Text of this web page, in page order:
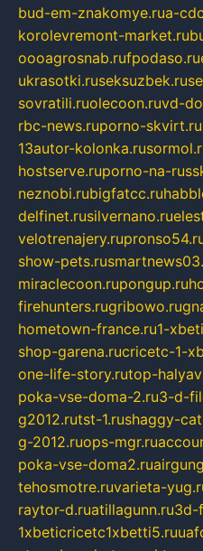
bud-em-znakomye.rua-
korolevremont-market.ru
oooagrosnab.rufpodaso.ru
ukrasotki.ruseksuzbek.ru
sovratili.ruolecoon.ruvd-
rbc-news.ruporno-skvirt.ru
13autor-kolonka.ru
hostserve.ruporno-na-
neznobi.rubigfatcc.ru
delfinet.rusilvernano.ru
velotrenajery.ru
show-pets.ru
miraclecoon.rupongup.ru
firehunters.rugribowo.ru
hometown-france.ru1-
shop-garena.rucricetc-1-
one-life-story.rutop-
poka-vse-doma-2.ru3-d-
g2012.rutst-1.rushaggy-
g-2012.ruops-mgr.ru
poka-vse-doma2.ru
tehosmotre.ruvarieta-
raytor-d.ruatillagunn.ru3d-
1xbeticricetc1xbetti5.ru